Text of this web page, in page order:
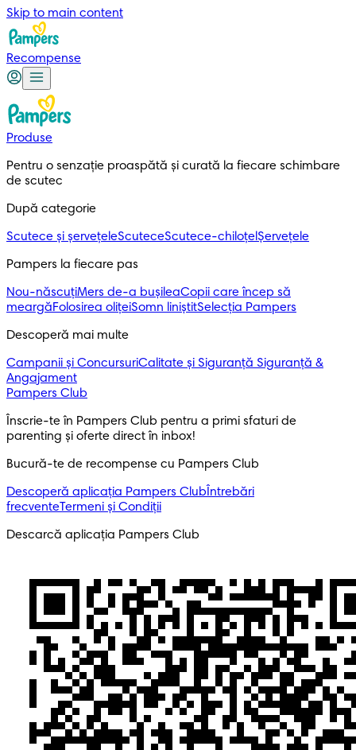
Skip to main content
Recompense
Produse
Pentru o senzație proaspătă și curată la fiecare schimbare
de scutec
După categorie
Scutece și șervețeleScuteceScutece-chiloțelȘervețele
Pampers la fiecare pas
Nou-născuțiMers de-a bușileaCopii care încep să
meargăFolosirea olițeiSomn liniștitSelecția Pampers
Descoperă mai multe
Campanii și ConcursuriCalitate și Siguranță Siguranță &
Angajament
Pampers Club
Înscrie-te în Pampers Club pentru a primi sfaturi de
parenting și oferte direct în inbox!
Bucură-te de recompense cu Pampers Club
Descoperă aplicația Pampers Club Întrebări
frecventeTermeni și Condiții
Descarcă aplicația Pampers Club